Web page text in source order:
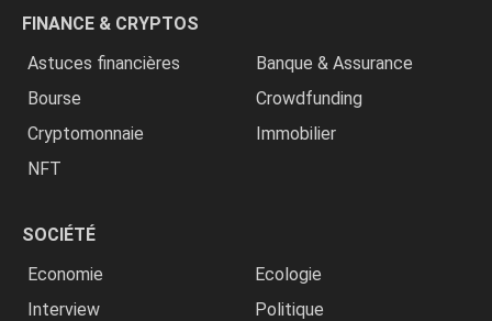
FINANCE & CRYPTOS
Astuces financières
Banque & Assurance
Bourse
Crowdfunding
Cryptomonnaie
Immobilier
NFT
SOCIÉTÉ
Economie
Ecologie
Interview
Politique